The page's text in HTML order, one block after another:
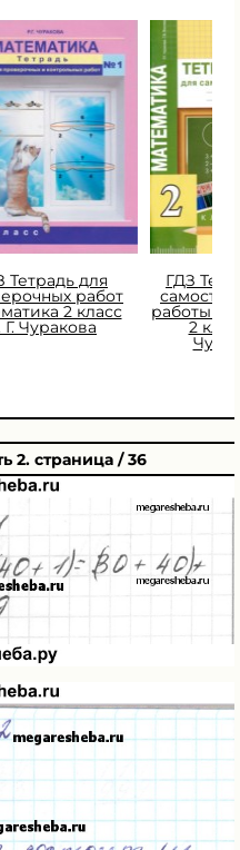
Тетрадь для
работ
2 класс
Г. Чуракова
ГДЗ
работы
2
2. страница / 36